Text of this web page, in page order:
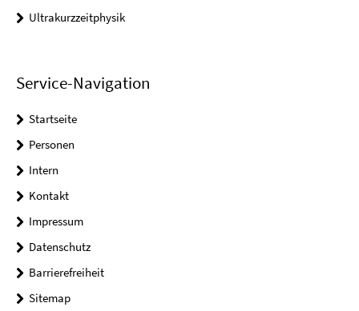
Ultrakurzzeitphysik
Service-Navigation
Startseite
Personen
Intern
Kontakt
Impressum
Datenschutz
Barrierefreiheit
Sitemap